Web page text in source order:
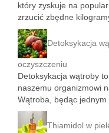
który zyskuje na
zrzucić zbędne
Detoksykacja
oczyszczeniu
Detoksykacja wątroby
naszemu organizmowi
Wątroba, będąc
Thiamidol w